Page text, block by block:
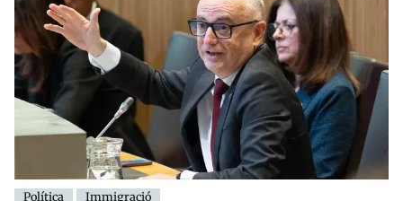
Política Immigració